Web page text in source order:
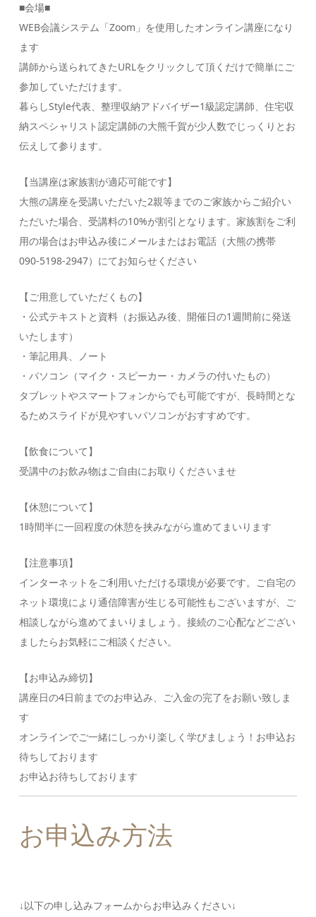
■会場■
WEB会議システム「Zoom」を使用したオンライン講座になり
ます
講師から送られてきたURLをクリックして頂くだけで簡単にご
参加していただけます。
暮らしStyle代表、整理収納アドバイザー1級認定講師、住宅収
納スペシャリスト認定講師の大熊千賀が少人数でじっくりとお
伝えして参ります。
【当講座は家族割が適応可能です】
大熊の講座を受講いただいた2親等までのご家族からご紹介い
ただいた場合、受講料の10%が割引となります。家族割をご利
用の場合はお申込み後にメールまたはお電話（大熊の携帯
090-5198-2947）にてお知らせください
【ご用意していただくもの】
・公式テキストと資料（お振込み後、開催日の1週間前に発送
いたします）
・筆記用具、ノート
・パソコン（マイク・スピーカー・カメラの付いたもの）
タブレットやスマートフォンからでも可能ですが、長時間とな
るためスライドが見やすいパソコンがおすすめです。
【飲食について】
受講中のお飲み物はご自由にお取りくださいませ
【休憩について】
1時間半に一回程度の休憩を挟みながら進めてまいります
【注意事項】
インターネットをご利用いただける環境が必要です。ご自宅の
ネット環境により通信障害が生じる可能性もございますが、ご
相談しながら進めてまいりましょう。接続のご心配などござい
ましたらお気軽にご相談ください。
【お申込み締切】
講座日の4日前までのお申込み、ご入金の完了をお願い致しま
す
オンラインでご一緒にしっかり楽しく学びましょう！お申込お
待ちしております
お申込お待ちしております
お申込み方法
↓以下の申し込みフォームからお申込みください↓